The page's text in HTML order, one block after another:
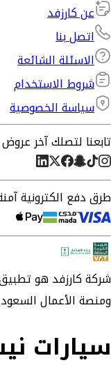
عن كارزفد
اتصل بنا
الاسئلة الشائعة
شروط الاستخدام
سياسة الخصوصية
تابعنا لتصلك آخر
طرق دفع الكترونية
شركةكارزفدهو
ومنصة الأعمال
سيارات